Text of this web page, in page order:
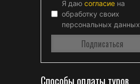
Я даю согласие на
обработку своих
персональных
Способы оплаты туров